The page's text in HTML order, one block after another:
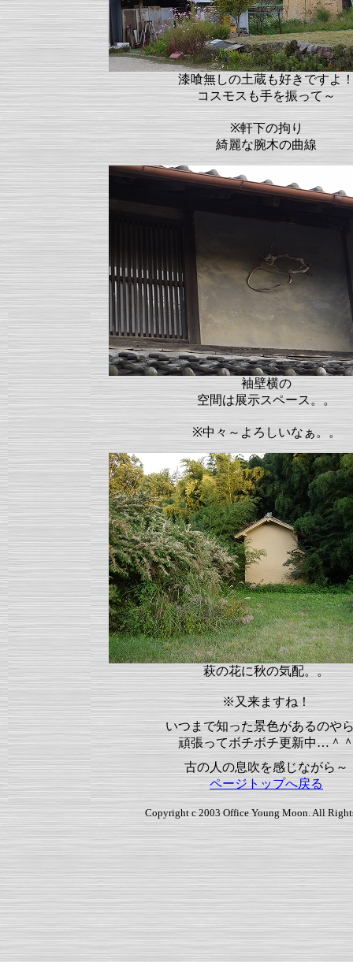
漆喰無しの土蔵も好きですよ
コスモスも手を振って～
※軒下の拘り
綺麗な腕木の曲線
袖壁横の
空間は展示スペース。。
※中々～よろしいなぁ。。
萩の花に秋の気配。。
※又来ますね！
いつまで知った景色があるのや
頑張ってボチボチ更新中…＾
古の人の息吹を感じながら～
ページトップへ戻る
Copyright c 2003 Office Young Moon. All